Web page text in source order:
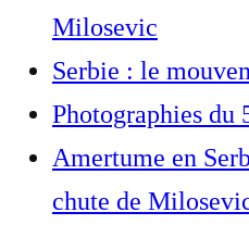
Milosevic
Serbie : le
Photographies du
Amertume en
chute de